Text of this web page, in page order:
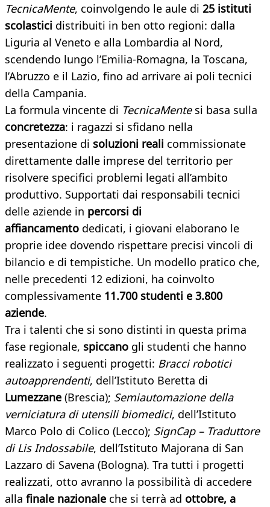
TecnicaMente, coinvolgendo le aule di 25 istituti
scolastici distribuiti in ben otto regioni: dalla
Liguria al Veneto e alla Lombardia al Nord,
scendendo lungo l’Emilia-Romagna, la Toscana,
l’Abruzzo e il Lazio, fino ad arrivare ai poli tecnici
della Campania.
La formula vincente di TecnicaMentesi basa sulla
concretezza: i ragazzi si sfidano nella
presentazione di soluzioni reali commissionate
direttamente dalle imprese del territorio per
risolvere specifici problemi legati all’ambito
produttivo. Supportati dai responsabili tecnici
delle aziende in percorsi di
affiancamento dedicati, i giovani elaborano le
proprie idee dovendo rispettare precisi vincoli di
bilancio e di tempistiche. Un modello pratico che,
nelle precedenti 12 edizioni, ha coinvolto
complessivamente 11.700 studenti e 3.800
aziende.
Tra i talenti che si sono distinti in questa prima
fase regionale, spiccano gli studenti che hanno
realizzato i seguenti progetti: Bracci robotici
autoapprendenti, dell’Istituto Beretta di
Lumezzane (Brescia); Semiautomazione della
verniciatura di utensili biomedici, dell’Istituto
Marco Polo di Colico (Lecco); SignCap – Traduttore
di Lis Indossabile, dell’Istituto Majorana di San
Lazzaro di Savena (Bologna). Tra tutti i progetti
realizzati, otto avranno la possibilità di accedere
alla finale nazionale che si terrà ad ottobre, a